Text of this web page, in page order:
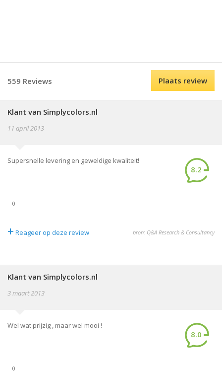
559 Reviews Plaats review
Klant van Simplycolors.nl
11 april 2013
Supersnelle levering en geweldige kwaliteit!
8.2
0
+ Reageer op deze review bron: Q&A Research & Consultancy
Klant van Simplycolors.nl
3 maart 2013
Wel wat prijzig , maar wel mooi !
8.0
0